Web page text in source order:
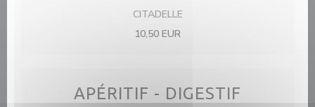
CITADELLE
10,50 EUR
APÉRITIF - DIGESTIF